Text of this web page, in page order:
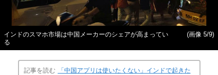
インドのスマホ市場は中国メーカーのシェアが高まってい
る
(画像 5/9)
記事を読む
「中国アプリは使いたくない」インドで起きた